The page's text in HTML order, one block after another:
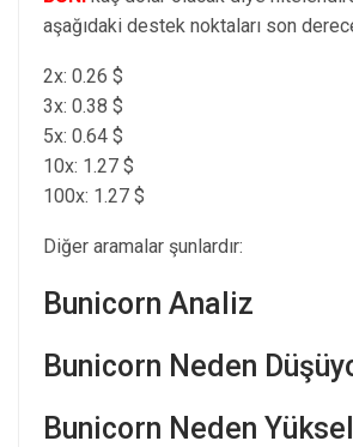
aşağıdaki destek noktaları son
2x: 0.26 $
3x: 0.38 $
5x: 0.64 $
10x: 1.27 $
100x: 1.27 $
Diğer aramalar şunlardır:
Bunicorn Analiz
Bunicorn Neden
Bunicorn Neden